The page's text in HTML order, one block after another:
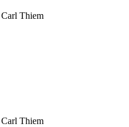
Thiem
Thiem